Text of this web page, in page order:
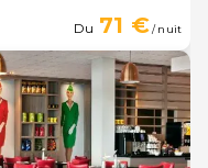
Du 71 €/ nuit